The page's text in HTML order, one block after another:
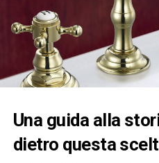
Una guida alla
dietro questa